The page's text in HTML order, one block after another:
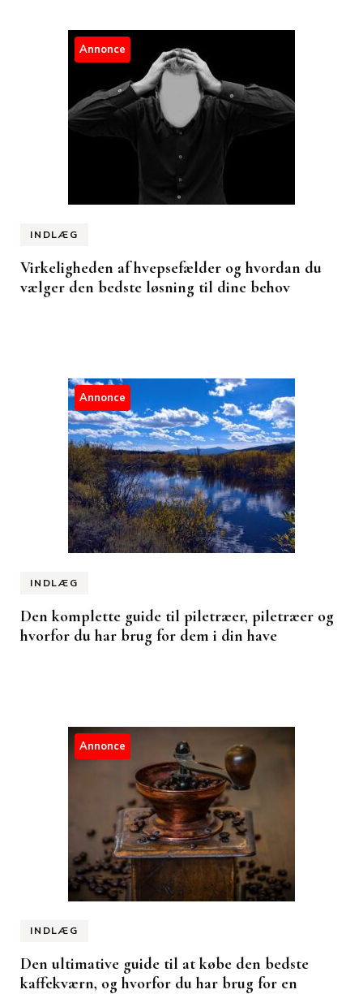
Annonce
INDLÆG
Virkeligheden af hvepsefælder og hvordan du
vælger den bedste løsning til dine behov
Annonce
INDLÆG
Den komplette guide til piletræer, piletræer og
hvorfor du har brug for dem i din have
Annonce
INDLÆG
Den ultimative guide til at købe den bedste
kaffekværn, og hvorfor du har brug for en